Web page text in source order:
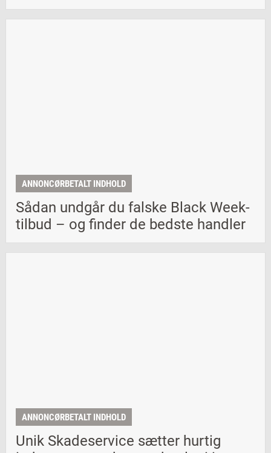
ANNONCØRBETALT INDHOLD
Sådan undgår du falske Black Week-
tilbud – og finder de bedste handler
ANNONCØRBETALT INDHOLD
Unik Skadeservice sætter hurtig